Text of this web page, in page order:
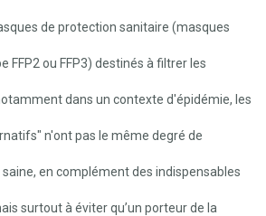
de protection sanitaire (masques
FFP2 ou FFP3) destinés à filtrer les
dans un contexte d'épidémie, les
n'ont pas le même degré de
en complément des indispensables
surtout à éviter qu’un porteur de la